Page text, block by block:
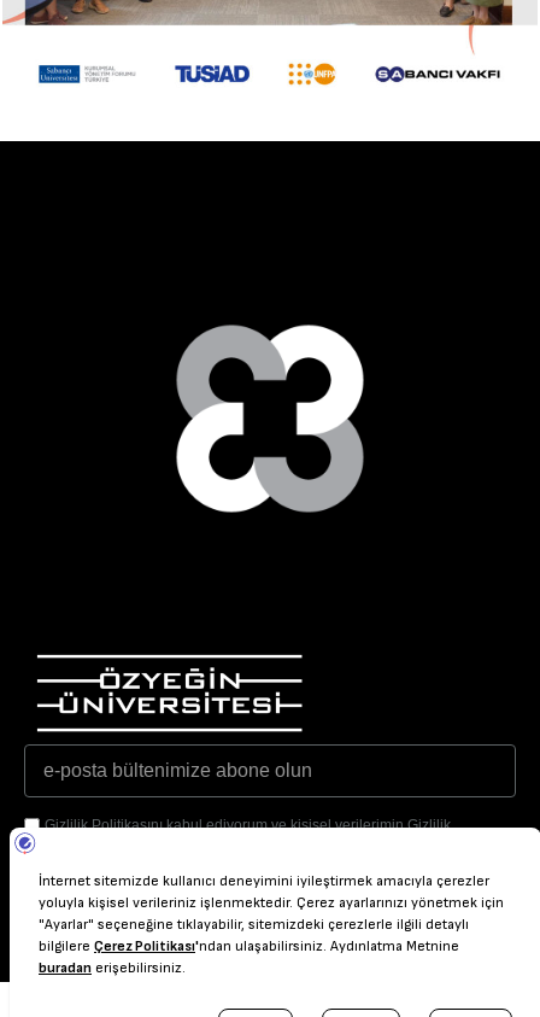
Gizlilik Politikasını kabul ediyorum ve kişisel verilerimin Gizlilik
Politikasında belirtilen amaçlar doğrultusunda işlenmesine izin veriyorum.
Gönder